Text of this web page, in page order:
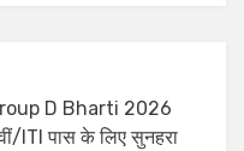
D Bharti 2026
ITI पास के लिए सुनहरा